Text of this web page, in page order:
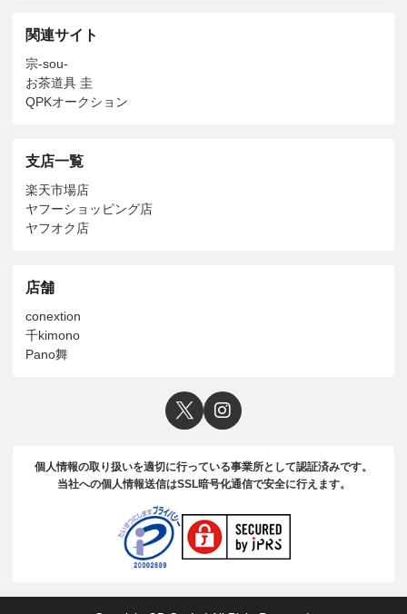
関連サイト
宗-sou-
お茶道具 圭
QPKオークション
支店一覧
楽天市場店
ヤフーショッピング店
ヤフオク店
店舗
conextion
千kimono
Pano舞
個人情報の取り扱いを適切に行っている事業所として認証済みです。
当社への個人情報送信はSSL暗号化通信で安全に行えます。